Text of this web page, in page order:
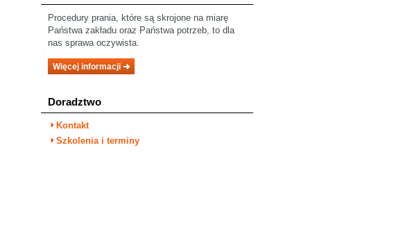
Procedury prania, które są skrojone na miarę
Państwa zakładu oraz Państwa potrzeb, to dla
nas sprawa oczywista.
Więcej informacji
Doradztwo
Kontakt
Szkolenia i terminy